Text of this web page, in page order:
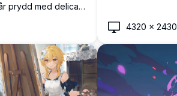
prydd med delicata
den drömlika
perfekt för
fans.
4320 × 2430